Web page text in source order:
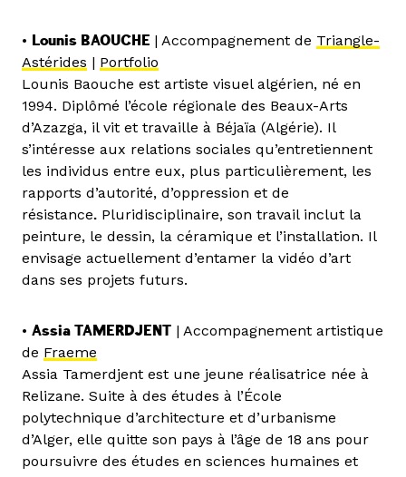
• Lounis BAOUCHE | Accompagnement de Triangle-
Astérides | Portfolio
Lounis Baouche est artiste visuel algérien, né en
1994. Diplômé l’école régionale des Beaux-Arts
d’Azazga, il vit et travaille à Béjaïa (Algérie). Il
s’intéresse aux relations sociales qu’entretiennent
les individus entre eux, plus particulièrement, les
rapports d’autorité, d’oppression et de
résistance. Pluridisciplinaire, son travail inclut la
peinture, le dessin, la céramique et l’installation. Il
envisage actuellement d’entamer la vidéo d’art
dans ses projets futurs.
• Assia TAMERDJENT | Accompagnement artistique
de Fraeme
Assia Tamerdjent est une jeune réalisatrice née à
Relizane. Suite à des études à l’École
polytechnique d’architecture et d’urbanisme
d’Alger, elle quitte son pays à l’âge de 18 ans pour
poursuivre des études en sciences humaines et